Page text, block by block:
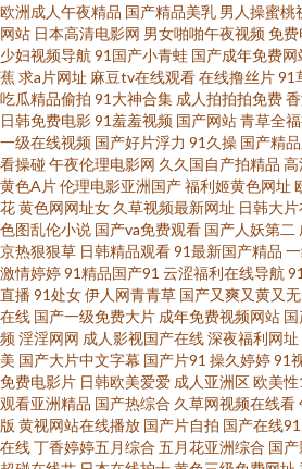
一免费观看 操逼久久www 97超碰在线视 91经
97在线 色呦呦中文字幕 东京热TV 四虎久热91
色网 欧美精品第四页 另类性爱综合 激情另类综
色网 91精品手机9 午夜寂寞福利 日韩精品视频
碰手机在线网址 欧美夜怕怕 久久精品日韩久久
WWW夜夜撸 91香蕉网 亚洲影院97 色偷偷影院
蕉A片 97视频91 91怕怕 在线伪娘AV 午夜AV
人网站 久草人妻福利 国产视频一二三四 超碰
视 亚洲金典AA 熟女风骚福利导航 日韩αⅴ 免费
欧洲成人午夜精品 国产精品美乳 男人操蜜桃
网站 日本高清电影网 男女啪啪午夜视频免
少妇视频导航 91国产小青蛙 国产成年免费网
蕉求a片网址 麻豆tv在线观看在线撸丝片91
吃瓜精品偷拍 91大神合集 成人拍拍拍免费
日韩免费电影91羞羞视频 国产网站青草全
一级在线视频 国产好片浮力 91久操 国产精
看操碰午夜伦理电影网 久久国自产拍精品 高
黄色A片伦理电影亚洲国产福利姬黄色网址
花黄色网网址女 久草视频最新网址 日韩大
色图乱伦小说 国产va免费观看 国产人妖第二
京热狠狠草 日韩精品观看91最新国产精品
激情婷婷91精品国产91 云涩福利在线导航
直播91处女伊人网青青草 国产又爽又黄又无
在线 国产一级免费大片 成年免费视频网站
频淫淫网网 成人影视国产在线深夜福利网址
美 国产大片中文字幕 国产片91 操久婷婷91
免费电影片 日韩欧美爱爱 成人亚洲区欧美
观看亚洲精品 国产热综合 久草网视频在线看
版 黄视网站在线播放 国产片自拍 国产在线91
在线丁香婷婷五月综合 五月花亚洲综合 国